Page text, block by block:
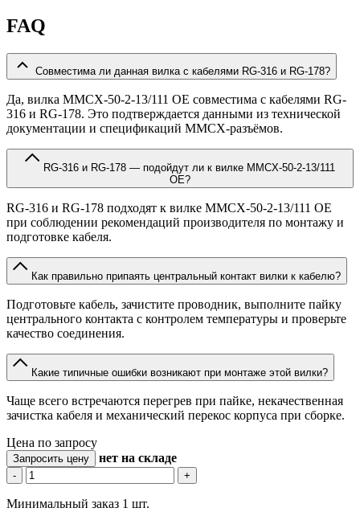
FAQ
Совместима ли данная вилка с кабелями RG-316 и RG-178?
Да, вилка MMCX-50-2-13/111 OE совместима с кабелями RG-
316 и RG-178. Это подтверждается данными из технической
документации и спецификаций MMCX-разъёмов.
OE?
RG-316 и RG-178 подходят к вилке MMCX-50-2-13/111 OE
при соблюдении рекомендаций производителя по монтажу и
подготовке кабеля.
Как правильно припаять центральный контакт вилки к кабелю?
Подготовьте кабель, зачистите проводник, выполните пайку
центрального контакта с контролем температуры и проверьте
качество соединения.
Какие типичные ошибки возникают при монтаже этой вилки?
Чаще всего встречаются перегрев при пайке, некачественная
зачистка кабеля и механический перекос корпуса при сборке.
Цена по запросу
Запросить цену нет на складе
- +
Минимальный заказ 1 шт.